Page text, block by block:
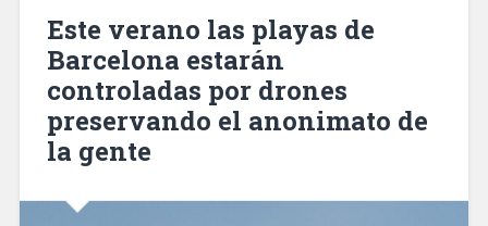
Este verano las playas de
Barcelona estarán
controladas por drones
preservando el anonimato de
la gente